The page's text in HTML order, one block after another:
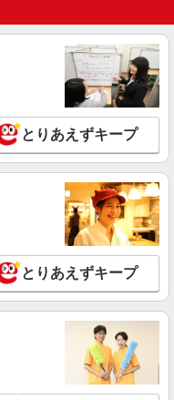
235,000円〜 昇給年1回（4
■ 超過勤務手当 ■ 年末年
) ※能力、経験に
らぽーと豊洲 東京都江東区
ック ららぽーと豊洲
詳細を見る
洲店
給1,330円 ※4ヶ月目以降は
経験・能力による） ※経験
させていただきます ※子供
談ください ◆昇給あり ◆交
40,000円／月）
ィマイン） ららぽーと
とりあえずキープ
とりあえずキープ